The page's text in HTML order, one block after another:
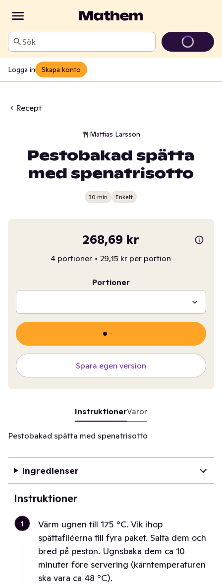
Sök
Logga in Skapa konto
Recept
Mattias Larsson
Pestobakad spätta
med spenatrisotto
30 min Enkelt
268,69 kr
4 portioner • 29,15 kr per portion
Portioner
Spara egen version
InstruktionerVaror
Pestobakad spätta med spenatrisotto
Ingredienser
Instruktioner
1
Värm ugnen till 175 °C. Vik ihop
spättafiléerna till fyra paket. Salta dem och
bred på peston. Ugnsbaka dem ca 10
minuter före servering (kärntemperaturen
ska vara ca 48 °C).